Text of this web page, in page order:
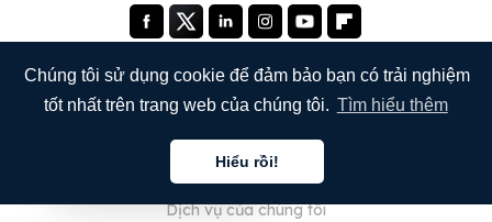
Chúng tôi sử dụng cookie để đảm bảo bạn có trải nghiệm
tốt nhất trên trang web của chúng tôi. Tìm hiểu thêm
Hiểu rồi!
Giới thiệu về chúng tôi
Dịch vụ của chúng tôi
Tiếng việt